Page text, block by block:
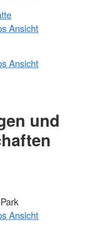
Ansicht
Ansicht
und
Ansicht